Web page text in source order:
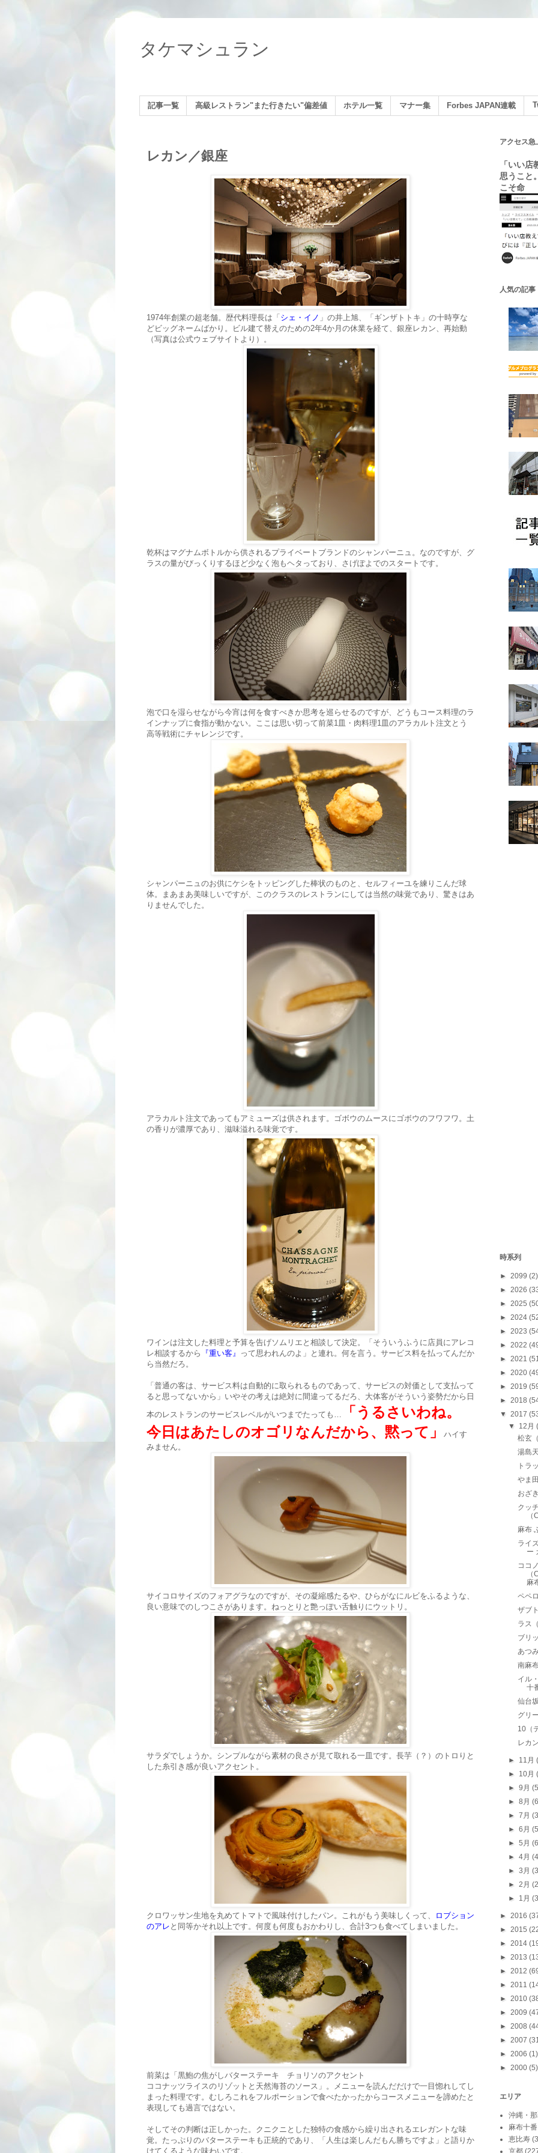
タケマシュラン
記事一覧 高級レストラン"また行きたい"偏差値 ホテル一覧 マナー集 Forbes JAPAN連載
レカン／銀座
1974年創業の超老舗。歴代料理長は「 シェ・イノ 」の井上旭、「ギンザトトキ」の十時亨な
どビッグネームばかり。ビル建て替えのための2年4か月の休業を経て、銀座レカン、再始動
（写真は公式ウェブサイトより）。
乾杯はマグナムボトルから供されるプライベートブランドのシャンパーニュ。なのですが、グ
ラスの量がびっくりするほど少なく泡もヘタっており、さげぽよでのスタートです。
泡で口を湿らせながら今宵は何を食すべきか思考を巡らせるのですが、どうもコース料理のラ
インナップに食指が動かない。ここは思い切って前菜1皿・肉料理1皿のアラカルト注文とう
高等戦術にチャレンジです。
シャンパーニュのお供にケシをトッピングした棒状のものと、セルフィーユを練りこんだ球
体。まあまあ美味しいですが、このクラスのレストランにしては当然の味覚であり、驚きはあ
りませんでした。
アラカルト注文であってもアミューズは供されます。ゴボウのムースにゴボウのフワフワ。土
の香りが濃厚であり、滋味溢れる味覚です。
ワインは注文した料理と予算を告げソムリエと相談して決定。「そういうふうに店員にアレコ
レ相談するから
『重い客』
って思われんのよ」と連れ。何を言う。サービス料を払ってんだか
ら当然だろ。
「普通の客は、サービス料は自動的に取られるものであって、サービスの対価として支払って
ると思ってないから」いやその考えは絶対に間違ってるだろ、大体客がそういう姿勢だから日
本のレストランのサービスレベルがいつまでたっても…
「うるさいわね。
今日はあたしのオゴリなんだから、黙って」
ハイす
みません。
サイコロサイズのフォアグラなのですが、その凝縮感たるや、ひらがなにルビをふるような、
良い意味でのしつこさがあります。ねっとりと艶っぽい舌触りにウットリ。
サラダでしょうか。シンプルながら素材の良さが見て取れる一皿です。長芋（？）のトロりと
した糸引き感が良いアクセント。
クロワッサン生地を丸めてトマトで風味付けしたパン。これがもう美味しくって、
ロブション
のアレ と同等かそれ以上です。何度も何度もおかわりし、合計3つも食べてしまいました。
前菜は「黒鮑の焦がしバターステーキ チョリソのアクセント
ココナッツライスのリゾットと天然海苔のソース」。メニューを読んだだけで一目惚れしてし
まった料理です。むしろこれをフルポーションで食べたかったからコースメニューを諦めたと
表現しても過言ではない。
そしてその判断は正しかった。クニクニとした独特の食感から繰り出されるエレガントな味
覚。たっぷりのバターステーキも正統的であり、「人生は楽しんだもん勝ちですよ」と語りか
けてくるような味わいです。
アクセス急
「いい
思うこと
こそ命
人気の記事
時系列
► 2099 (2)
► 2026
► 2025
► 2024
► 2023
► 2022
► 2021
► 2020
► 2019
► 2018
▼ 2017
▼ 12月
松玄
湯島
トラ
やま
おざ
クッ
麻布
ライ
ー
ココ
麻
ペペ
ザブ
ラス
ブリ
あつ
南麻
イル
十
仙台
グリ
10（
レカ
► 11月
► 10月
►9月
►8月
►7月
►6月
►5月
►4月
►3月
►2月
► 1月
► 2016
► 2015
► 2014
► 2013
► 2012
► 2011
► 2010
► 2009
► 2008
► 2007
► 2006 (1)
► 2000 (5)
エリア
沖縄・
麻布十番
恵比寿